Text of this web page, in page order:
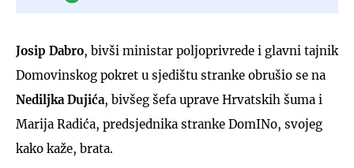
Josip Dabro, bivši ministar poljoprivrede i glavni tajnik
Domovinskog pokret u sjedištu stranke obrušio se na
Nediljka Dujića, bivšeg šefa uprave Hrvatskih šuma i
Marija Radića, predsjednika stranke DomINo, svojeg
kako kaže, brata.